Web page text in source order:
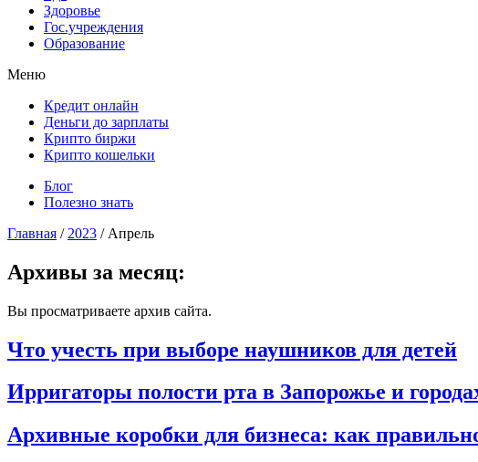
Здоровье
Гос.учреждения
Образование
Меню
Кредит онлайн
Деньги до зарплаты
Крипто биржи
Крипто кошельки
Блог
Полезно знать
Главная / 2023 / Апрель
Архивы за месяц:
Вы просматриваете архив сайта.
Что учесть при выборе наушников для детей
Ирригаторы полости рта в Запорожье и
Архивные коробки для бизнеса: как